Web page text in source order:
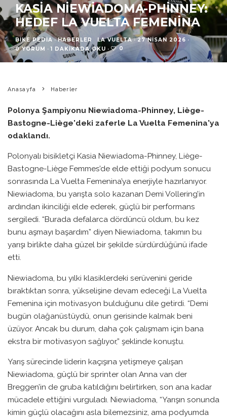
KASIA NIEWIADOMA-PHINNEY:
HEDEF LA VUELTA FEMENINA
BIKE PEDIA · HABERLER LA VUELTA · 27 NISAN 2026 ·
0 YORUM · 1 DAKIKADA OKU · 0
Anasayfa Haberler
Polonya Şampiyonu Niewiadoma-Phinney, Liège-
Bastogne-Liège'deki zaferle La Vuelta Femenina'ya
odaklandı.
Polonyalı bisikletçi Kasia Niewiadoma-Phinney, Liège-
Bastogne-Liège Femmes’de elde ettiği podyum sonucu
sonrasında La Vuelta Femenina’ya enerjiyle hazırlanıyor.
Niewiadoma, bu yarışta solo kazanan Demi Vollering’in
ardından ikinciliği elde ederek, güçlü bir performans
sergiledi. “Burada defalarca dördüncü oldum, bu kez
bunu aşmayı başardım” diyen Niewiadoma, takımın bu
yarışı birlikte daha güzel bir şekilde sürdürdüğünü ifade
etti.
Niewiadoma, bu yılki klasiklerdeki serüvenini geride
bıraktıktan sonra, yükselişine devam edeceği La Vuelta
Femenina için motivasyon bulduğunu dile getirdi. “Demi
bugün olağanüstüydü, onun gerisinde kalmak beni
üzüyor. Ancak bu durum, daha çok çalışmam için bana
ekstra bir motivasyon sağlıyor,” şeklinde konuştu.
Yarış sürecinde liderin kaçışına yetişmeye çalışan
Niewiadoma, güçlü bir sprinter olan Anna van der
Breggen’in de gruba katıldığını belirtirken, son ana kadar
mücadele ettiğini vurguladı. Niewiadoma, “Yarışın sonunda
kimin güçlü olacağını asla bilemezsiniz, ama podyumda